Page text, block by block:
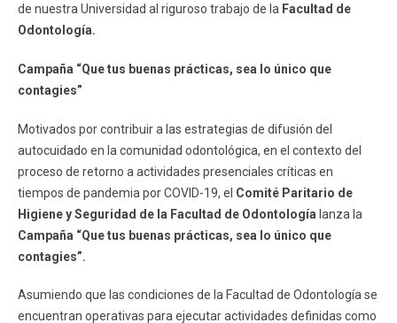
de nuestra Universidad al riguroso trabajo de la Facultad de
Odontología.
Campaña “Que tus buenas prácticas, sea lo único que
contagies”
Motivados por contribuir a las estrategias de difusión del
autocuidado en la comunidad odontológica, en el contexto del
proceso de retorno a actividades presenciales críticas en
tiempos de pandemia por COVID-19, el Comité Paritario de
Higiene y Seguridad de la Facultad de Odontología lanza la
Campaña “Que tus buenas prácticas, sea lo único que
contagies”.
Asumiendo que las condiciones de la Facultad de Odontología se
encuentran operativas para ejecutar actividades definidas como